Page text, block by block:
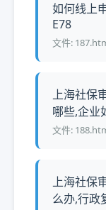
如何线上
E78
文件:
上海社保
哪些,企业
文件:
上海社保
么办,行政